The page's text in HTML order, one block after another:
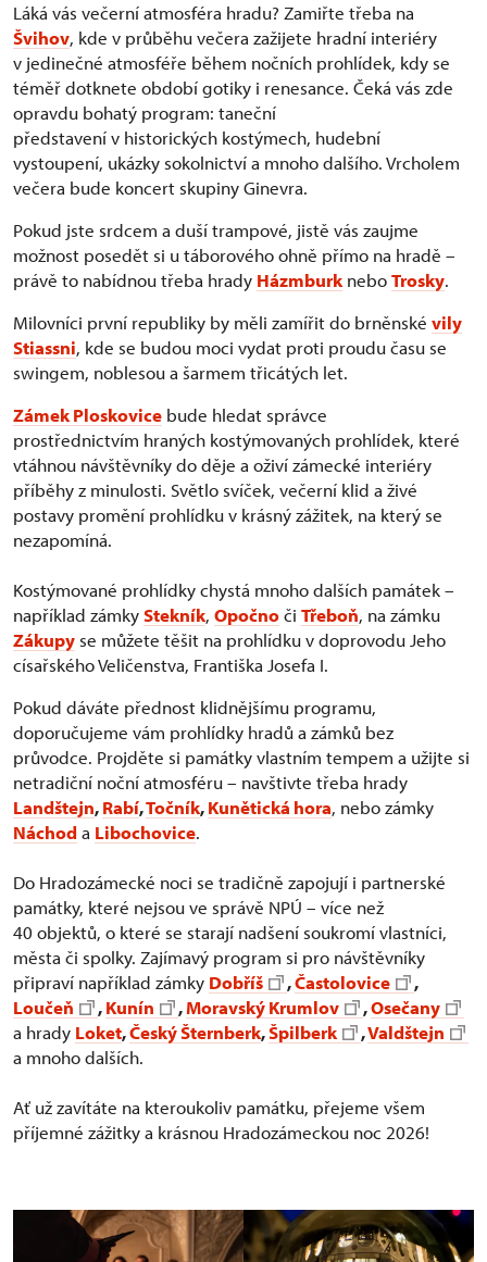
Láká vás večerní atmosféra hradu? Zamiřte třeba na
Švihov, kde v průběhu večera zažijete hradní interiéry
v jedinečné atmosféře během nočních prohlídek, kdy se
téměř dotknete období gotiky i renesance. Čeká vás zde
opravdu bohatý program: taneční
představení v historických kostýmech, hudební
vystoupení, ukázky sokolnictví a mnoho dalšího. Vrcholem
večera bude koncert skupiny Ginevra.
Pokud jste srdcem a duší trampové, jistě vás zaujme
možnost posedět si u táborového ohně přímo na hradě –
právě to nabídnou třeba hrady Házmburk neboTrosky.
Milovníci první republiky by měli zamířit do brněnské vily
Stiassni, kde se budou moci vydat proti proudu času se
swingem, noblesou a šarmem třicátých let.
Zámek Ploskovice bude hledat správce
prostřednictvím hraných kostýmovaných prohlídek, které
vtáhnou návštěvníky do děje a oživí zámecké interiéry
příběhy z minulosti. Světlo svíček, večerní klid a živé
postavy promění prohlídku v krásný zážitek, na který se
nezapomíná.
Kostýmované prohlídky chystá mnoho dalších památek –
například zámkyStekník, Opočnoči Třeboň, na zámku
Zákupy se můžete těšit na prohlídku v doprovodu Jeho
císařského Veličenstva, Františka Josefa I.
Pokud dáváte přednost klidnějšímu programu,
doporučujeme vám prohlídky hradů a zámků bez
průvodce. Projděte si památky vlastním tempem a užijte si
netradiční noční atmosféru – navštivte třeba hrady
Landštejn,Rabí,Točník,Kunětická hora, nebo zámky
Náchoda Libochovice.
Do Hradozámecké noci se tradičně zapojují i partnerské
památky, které nejsou ve správě NPÚ – více než
40 objektů, o které se starají nadšení soukromí vlastníci,
města či spolky. Zajímavý program si pro návštěvníky
připraví například zámky Dobříš ,Častolovice
,
Loučeň
,Kunín ,Moravský Krumlov ,Osečany
a hrady Loket,Český Šternberk,Špilberk ,Valdštejn
a mnoho dalších.
Ať už zavítáte na kteroukoliv památku, přejeme všem
příjemné zážitky a krásnou Hradozámeckou noc 2026!